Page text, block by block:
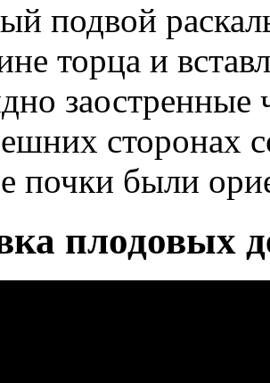
подвой
торца и
заостренные
сторонах
почки были
плодовых